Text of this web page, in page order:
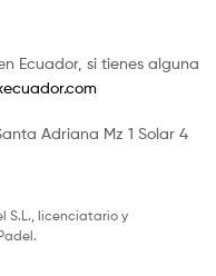
Ecuador, si tienes alguna
Adriana Mz 1 Solar 4
S.L., licenciatario y